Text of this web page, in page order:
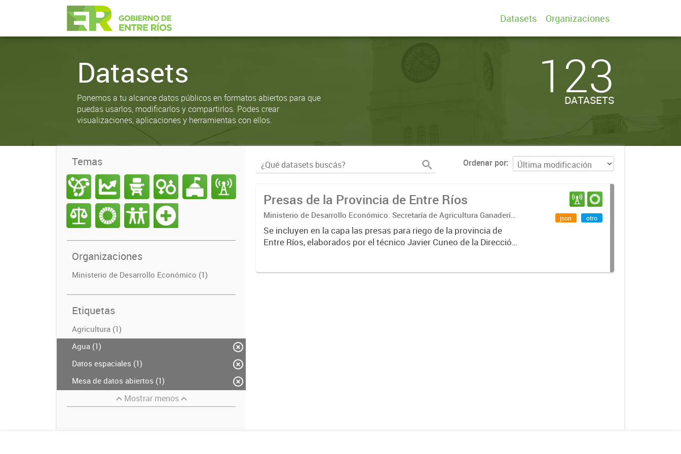
Datasets Organizaciones
Datasets
Ponemos a tu alcance datos públicos en formatos abiertos para que
puedas usarlos, modificarlos y compartirlos. Podes crear
visualizaciones, aplicaciones y herramientas con ellos.
123
DATASETS
Temas
Organizaciones
Ministerio de Desarrollo Económico (1)
Etiquetas
Agricultura (1)
Agua (1)
Datos espaciales (1)
Mesa de datos abiertos (1)
Mostrar menos
Ordenar por
Presas de la Provincia de Entre Ríos
Ministerio de Desarrollo Económico. Secretaría de Agricultura Ganadería
y Pesca. Dirección de Agrícultura
Se incluyen en la capa las presas para riego de la provincia de
Entre Ríos, elaborados por el técnico Javier Cuneo de la Dirección
json otro